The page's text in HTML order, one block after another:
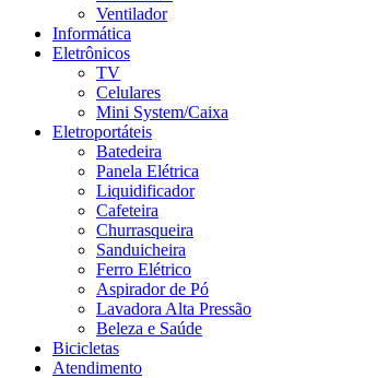
Ventilador
Informática
Eletrônicos
TV
Celulares
Mini System/Caixa
Eletroportáteis
Batedeira
Panela Elétrica
Liquidificador
Cafeteira
Churrasqueira
Sanduicheira
Ferro Elétrico
Aspirador de Pó
Lavadora Alta Pressão
Beleza e Saúde
Bicicletas
Atendimento